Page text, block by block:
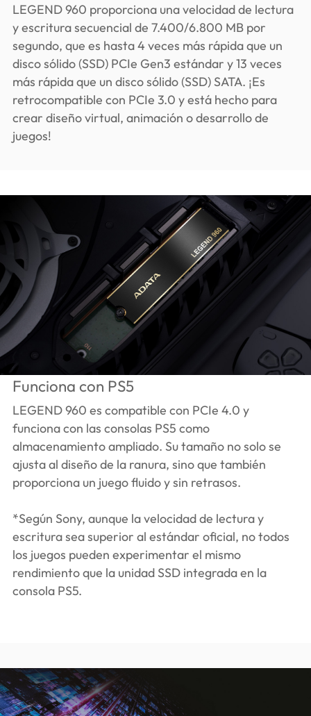
LEGEND 960 proporciona una velocidad de lectura
y escritura secuencial de 7.400/6.800 MB por
segundo, que es hasta 4 veces más rápida que un
disco sólido (SSD) PCIe Gen3 estándar y 13 veces
más rápida que un disco sólido (SSD) SATA. ¡Es
retrocompatible con PCIe 3.0 y está hecho para
crear diseño virtual, animación o desarrollo de
juegos!
Funciona con PS5
LEGEND 960 es compatible con PCIe 4.0 y
funciona con las consolas PS5 como
almacenamiento ampliado. Su tamaño no solo se
ajusta al diseño de la ranura, sino que también
proporciona un juego fluido y sin retrasos.
*Según Sony, aunque la velocidad de lectura y
escritura sea superior al estándar oficial, no todos
los juegos pueden experimentar el mismo
rendimiento que la unidad SSD integrada en la
consola PS5.